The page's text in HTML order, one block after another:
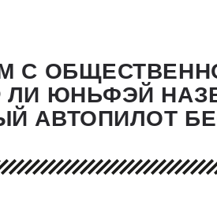
С
ЛИ ЮНЬФЭЙ
АВТОПИЛОТ